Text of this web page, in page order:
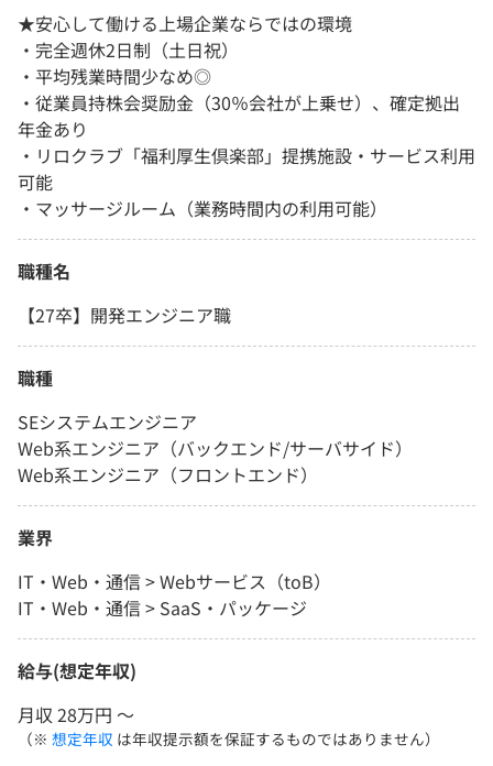
★安心して働ける上場企業ならではの環境
・完全週休2日制（土日祝）
・平均残業時間少なめ◎
・従業員持株会奨励金（30％会社が上乗せ）、確定拠出
年金あり
・リロクラブ「福利厚生倶楽部」提携施設・サービス利用
可能
・マッサージルーム（業務時間内の利用可能）
職種名
【27卒】開発エンジニア職
職種
SEシステムエンジニア
Web系エンジニア（バックエンド/サーバサイド）
Web系エンジニア（フロントエンド）
業界
IT・Web・通信 > Webサービス（toB）
IT・Web・通信 > SaaS・パッケージ
給与(想定年収)
月収 28万円 〜
（※ 想定年収 は年収提示額を保証するものではありません）